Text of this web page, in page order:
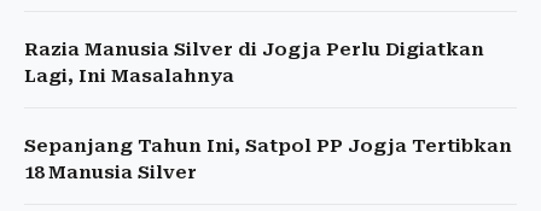
Razia Manusia Silver di Jogja Perlu Digiatkan
Lagi, Ini Masalahnya
Sepanjang Tahun Ini, Satpol PP Jogja Tertibkan
18 Manusia Silver